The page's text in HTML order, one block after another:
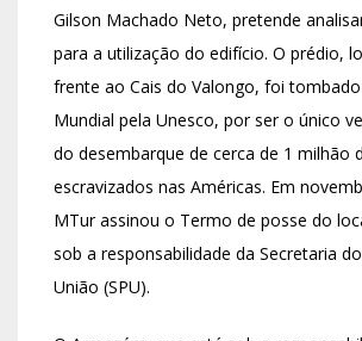
Gilson Machado Neto, pretende
para a utilização do edifício. O prédio,
frente ao Cais do Valongo, foi
Mundial pela Unesco, por ser o único
do desembarque de cerca de 1 milhão
escravizados nas Américas. Em
MTur assinou o Termo de posse do
sob a responsabilidade da Secretaria
União (SPU).